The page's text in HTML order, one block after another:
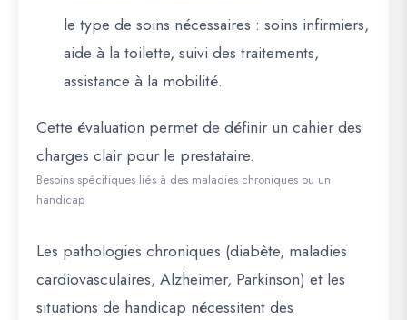
le type de soins nécessaires : soins infirmiers,
aide à la toilette, suivi des traitements,
assistance à la mobilité.
Cette évaluation permet de définir un cahier des
charges clair pour le prestataire.
Besoins spécifiques liés à des maladies chroniques ou un
handicap
Les pathologies chroniques (diabète, maladies
cardiovasculaires, Alzheimer, Parkinson) et les
situations de handicap nécessitent des